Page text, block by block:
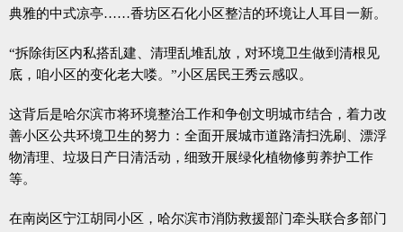
典雅的中式凉亭……香坊区石化小区整洁的环境让人耳目一新。
“拆除街区内私搭乱建、清理乱堆乱放，对环境卫生做到清根见
底，咱小区的变化老大喽。”小区居民王秀云感叹。
这背后是哈尔滨市将环境整治工作和争创文明城市结合，着力改
善小区公共环境卫生的努力：全面开展城市道路清扫洗刷、漂浮
物清理、垃圾日产日清活动，细致开展绿化植物修剪养护工作
等。
在南岗区宁江胡同小区，哈尔滨市消防救援部门牵头联合多部门